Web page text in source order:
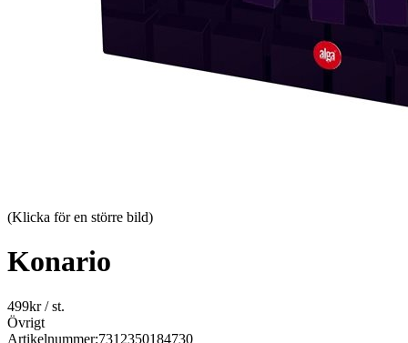
(Klicka för en större bild)
Konario
499kr/ st.
Övrigt
Artikelnummer:7312350184730